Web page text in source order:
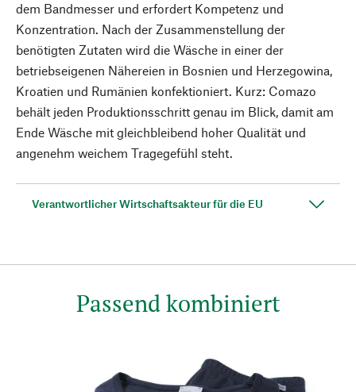
dem Bandmesser und erfordert Kompetenz und
Konzentration. Nach der Zusammenstellung der
benötigten Zutaten wird die Wäsche in einer der
betriebseigenen Nähereien in Bosnien und Herzegowina,
Kroatien und Rumänien konfektioniert. Kurz: Comazo
behält jeden Produktionsschritt genau im Blick, damit am
Ende Wäsche mit gleichbleibend hoher Qualität und
angenehm weichem Tragegefühl steht.
Verantwortlicher Wirtschaftsakteur für die EU
Passend kombiniert